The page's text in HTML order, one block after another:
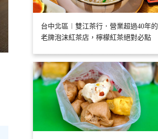
台中北區︱雙江茶行．營業超過40年的
老牌泡沫紅茶店，檸檬紅茶絕對必點